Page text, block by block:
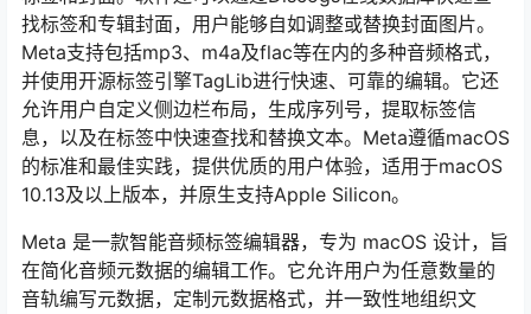
找标签和专辑封面，用户能够自如调整或替换封面图片。
Meta支持包括mp3、m4a及flac等在内的多种音频格式，
并使用开源标签引擎TagLib进行快速、可靠的编辑。它还
允许用户自定义侧边栏布局，生成序列号，提取标签信
息，以及在标签中快速查找和替换文本。Meta遵循macOS
的标准和最佳实践，提供优质的用户体验，适用于macOS
10.13及以上版本，并原生支持Apple Silicon。
Meta 是一款智能音频标签编辑器，专为 macOS 设计，旨
在简化音频元数据的编辑工作。它允许用户为任意数量的
音轨编写元数据，定制元数据格式，并一致性地组织文